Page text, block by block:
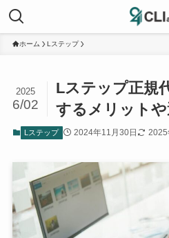
ホーム Lステップ
Lステップ正規
するメリット
2025
6/02
Lステップ 2024年11月30日 2025